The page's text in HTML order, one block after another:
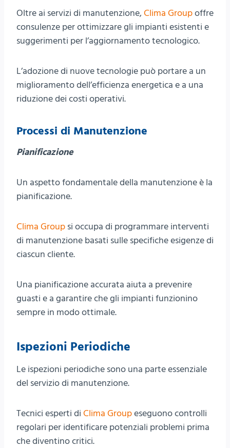
Oltre ai servizi di manutenzione,Clima Groupoffre
consulenze per ottimizzare gli impianti esistenti e
suggerimenti per l’aggiornamento tecnologico.
L’adozione di nuove tecnologie può portare a un
miglioramento dell’efficienza energetica e a una
riduzione dei costi operativi.
Processi di Manutenzione
Pianificazione
Un aspetto fondamentale della manutenzione è la
pianificazione.
Clima Group si occupa di programmare interventi
di manutenzione basati sulle specifiche esigenze di
ciascun cliente.
Una pianificazione accurata aiuta a prevenire
guasti e a garantire che gli impianti funzionino
sempre in modo ottimale.
Ispezioni Periodiche
Le ispezioni periodiche sono una parte essenziale
del servizio di manutenzione.
Tecnici esperti di Clima Groupeseguono controlli
regolari per identificare potenziali problemi prima
che diventino critici.